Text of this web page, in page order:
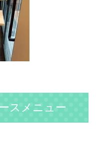
スメニュー